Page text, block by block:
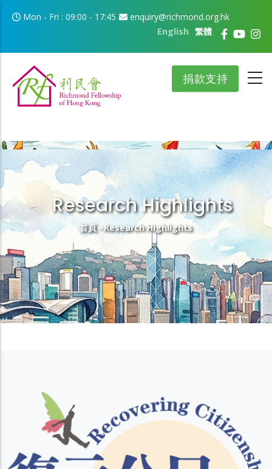
移至主內容
Mon - Fri : 09:00 - 17:45
enquiry@richmond.org.hk
繁體
English
捐款支持
Research Highlights
導航連結
首頁 -Research Highlights